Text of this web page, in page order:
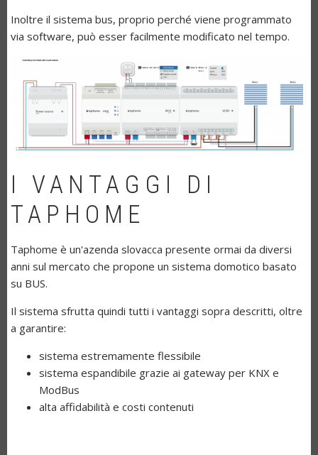
Inoltre il sistema bus, proprio perché viene programmato
via software, può esser facilmente modificato nel tempo.
I VANTAGGI DI
TAPHOME
Taphome è un'azenda slovacca presente ormai da diversi
anni sul mercato che propone un sistema domotico basato
su BUS.
Il sistema sfrutta quindi tutti i vantaggi sopra descritti, oltre
a garantire:
sistema estremamente flessibile
sistema espandibile grazie ai gateway per KNX e
ModBus
alta affidabilità e costi contenuti